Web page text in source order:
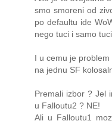
smo smoreni od
po defaultu ide
nego tuci i samo tuci .
I u cemu je problem
na jednu SF
Premali izbor ? Jel
u Falloutu2 ? NE!
Ali u Falloutu1